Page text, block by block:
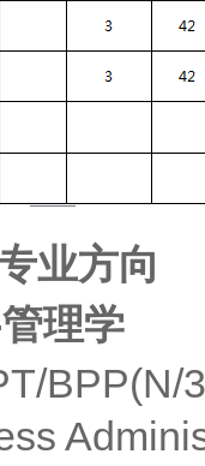
业方向
理学
BPP(N/